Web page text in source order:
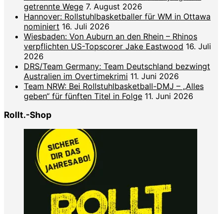
getrennte Wege 7. August 2026
Hannover: Rollstuhlbasketballer für WM in Ottawa
nominiert 16. Juli 2026
Wiesbaden: Von Auburn an den Rhein – Rhinos
verpflichten US-Topscorer Jake Eastwood 16. Juli
2026
DRS/Team Germany: Team Deutschland bezwingt
Australien im Overtimekrimi 11. Juni 2026
Team NRW: Bei Rollstuhlbasketball-DMJ – „Alles
geben“ für fünften Titel in Folge 11. Juni 2026
Rollt.-Shop